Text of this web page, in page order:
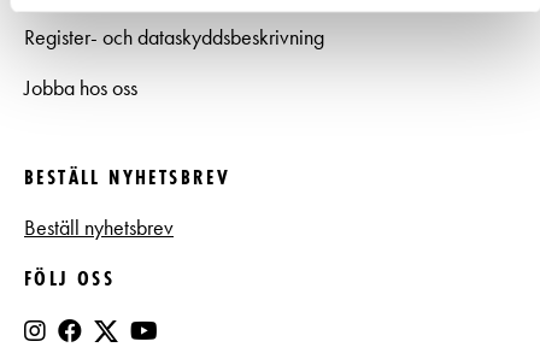
Register- och dataskyddsbeskrivning
Jobba hos oss
BESTÄLL NYHETSBREV
Beställ nyhetsbrev
FÖLJ OSS